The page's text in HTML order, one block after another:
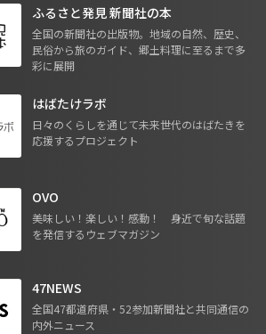
ふるさと発見 新聞社の本
全国の新聞社の出版物。地域の自然、歴史、
民俗から旅のガイド、郷土料理に至るまで多
彩に展開
はばたけラボ
日々のくらしを通じて未来世代のはばたきを
応援するプロジェクト
OVO
美味しい！楽しい！感動！ 身近で旬な話題
を発信するウェブマガジン
47NEWS
全国47都道府県・52参加新聞社と共同通信の
内外ニュース